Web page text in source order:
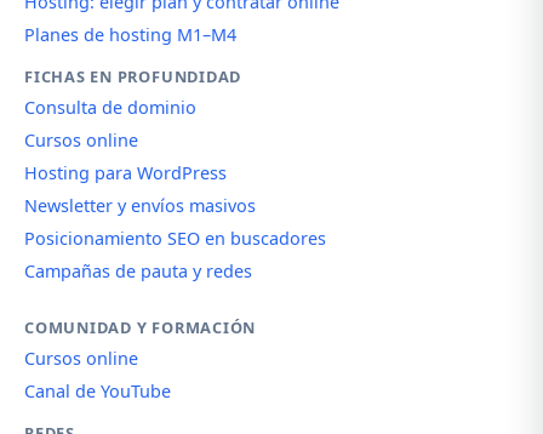
Planes de hosting M1–M4
FICHAS EN PROFUNDIDAD
Consulta de dominio
Cursos online
Hosting para WordPress
Newsletter y envíos masivos
Posicionamiento SEO en buscadores
Campañas de pauta y redes
COMUNIDAD Y FORMACIÓN
Cursos online
Canal de YouTube